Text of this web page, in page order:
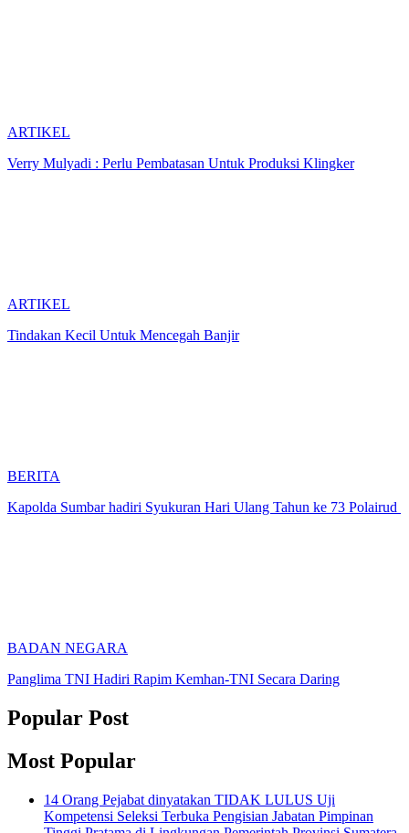
ARTIKEL
Verry Mulyadi : Perlu Pembatasan Untuk Produksi Klingker
ARTIKEL
Tindakan Kecil Untuk Mencegah Banjir
BERITA
Kapolda Sumbar hadiri Syukuran Hari Ulang Tahun ke 73 Polairud
BADAN NEGARA
Panglima TNI Hadiri Rapim Kemhan-TNI Secara Daring
Popular Post
Most Popular
14 Orang Pejabat dinyatakan TIDAK LULUS Uji
Kompetensi Seleksi Terbuka Pengisian Jabatan Pimpinan